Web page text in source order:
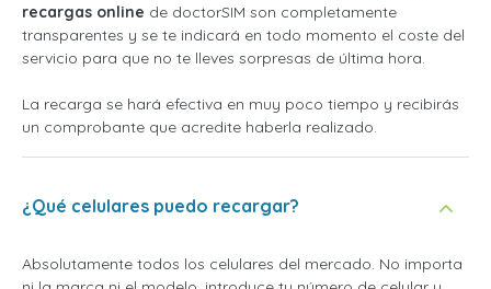
recargas online de doctorSIM son completamente
transparentes y se te indicará en todo momento el coste del
servicio para que no te lleves sorpresas de última hora.
La recarga se hará efectiva en muy poco tiempo y recibirás
un comprobante que acredite haberla realizado.
¿Qué celulares puedo recargar?
Absolutamente todos los celulares del mercado. No importa